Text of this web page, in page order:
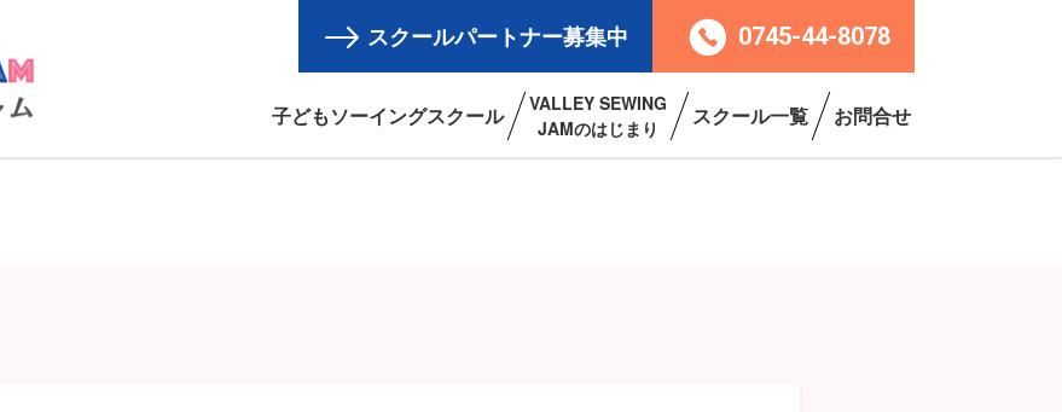
スクールパートナー募集中 0745-44-8078
子どもソーイングスクール
VALLEY SEWING
JAMのはじまり
スクール一覧 お問合せ
スクール一覧